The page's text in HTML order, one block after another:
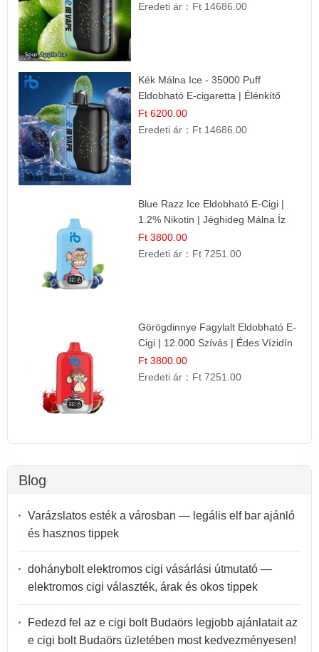
Eredeti ár： Ft 14686.00
Kék Málna Ice - 35000 Puff
Eldobható E-cigaretta | Élénkítő
Gyümölcsös Frissesség!
Ft 6200.00
Eredeti ár： Ft 14686.00
Blue Razz Ice Eldobható E-Cigi |
1.2% Nikotin | Jéghideg Málna Íz
Ft 3800.00
Eredeti ár： Ft 7251.00
Görögdinnye Fagylalt Eldobható E-
Cigi | 12.000 Szívás | Édes Vízidín
Íz
Ft 3800.00
Eredeti ár： Ft 7251.00
Blog
Varázslatos esték a városban — legális elf bar ajánló
és hasznos tippek
dohánybolt elektromos cigi vásárlási útmutató —
elektromos cigi választék, árak és okos tippek
Fedezd fel az e cigi bolt Budaörs legjobb ajánlatait az
e cigi bolt Budaörs üzletében most kedvezményesen!